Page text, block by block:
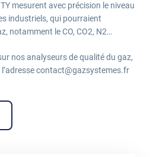
mesurent avec précision le niveau
industriels, qui pourraient
notamment le CO, CO2, N2…
nos analyseurs de qualité du gaz,
contact@gazsystemes.fr